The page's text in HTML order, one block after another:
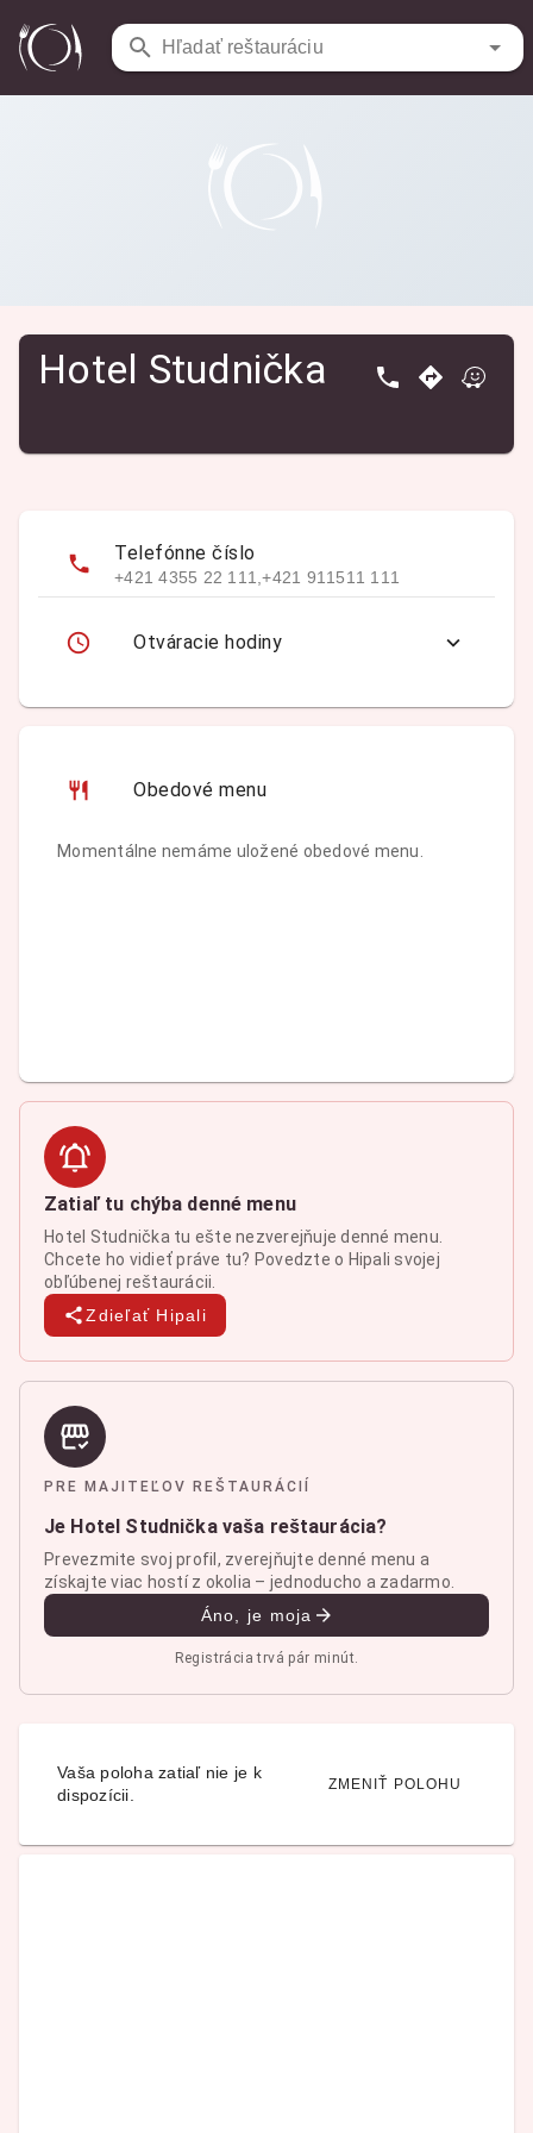
Hľadať reštauráciu
Reštaurácie / Hotel Studnička
Hotel Studnička
Telefónne číslo
+421 4355 22 111,+421 911511 111
Otváracie hodiny
Obedové menu
Momentálne nemáme uložené obedové menu.
Zatiaľ tu chýba denné menu
Hotel Studnička tu ešte nezverejňuje denné menu.
Chcete ho vidieť práve tu? Povedzte o Hipali svojej
obľúbenej reštaurácii.
Zdieľať Hipali
PRE MAJITEĽOV REŠTAURÁCIÍ
Je Hotel Studnička vaša reštaurácia?
Prevezmite svoj profil, zverejňujte denné menu a
získajte viac hostí z okolia – jednoducho a zadarmo.
Áno, je moja
Registrácia trvá pár minút.
Vaša poloha zatiaľ nie je k
dispozícii.
ZMENIŤ POLOHU